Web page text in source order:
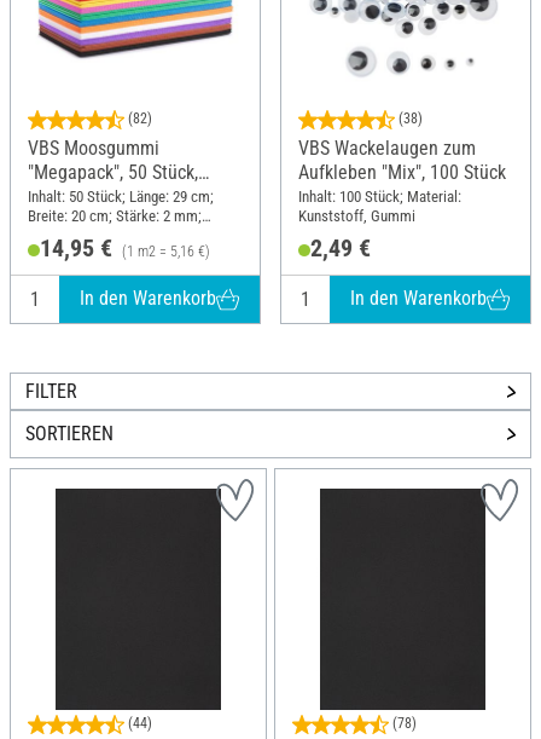
(82)
VBS Moosgummi
"Megapack", 50 Stück,
farbig sortiert
Inhalt: 50 Stück; Länge: 29 cm;
Breite: 20 cm; Stärke: 2 mm;
14,95 € (1 m2 = 5,16 €)
In den Warenkorb
(38)
VBS Wackelaugen zum
Aufkleben "Mix", 100 Stück
Inhalt: 100 Stück; Material:
Kunststoff, Gummi
2,49 €
In den Warenkorb
FILTER
SORTIEREN
(44) (78)